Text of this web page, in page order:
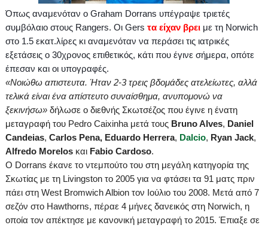
Όπως αναμενόταν ο Graham Dorrans υπέγραψε τριετές
συμβόλαιο στους Rangers. Οι Gers τα είχαν βρει με τη Norwich
στο 1.5 εκατ.λίρες κι αναμενόταν να περάσει τις ιατρικές
εξετάσεις ο 30χρονος επιθετικός, κάτι που έγινε σήμερα, οπότε
έπεσαν και οι υπογραφές.
«Noιώθω απιστευτα. Ήταν 2-3 τρεις βδομάδες ατελείωτες, αλλά
τελικά είναι ένα απίστευτο συναίσθημα, ανυπομονώ να
ξεκινήσω»δήλωσε ο διεθνής Σκωτσέζος που έγινε η ένατη
μεταγραφή του Pedro Caixinhaμετά τους BrunoAlves, Daniel
Candeias, Carlos Pena, Eduardo Herrera, Dalcio, Ryan Jack,
Alfredo Morelosκαι Fabio Cardoso.
Ο Dorrans έκανε το ντεμπούτο του στη μεγάλη κατηγορία της
Σκωτίας με τη Livingston το 2005 για να φτάσει τα 91 ματς πριν
πάει στη West BromwichAlbion τον Ιούλιο του 2008. Μετά από 7
σεζόν στο Hawthorns, πέραε 4 μήνες δανεικός στη Norwich, η
οποία τον απέκτησε με κανονική μεταγραφή το 2015. Έπιαξε σε